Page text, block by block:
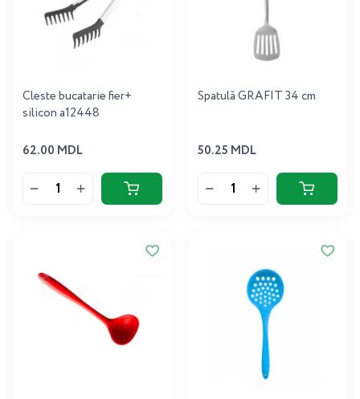
Cleste bucatarie fier+
silicon a12448
62.00 MDL
Spatulă GRAFIT 34 cm
50.25 MDL